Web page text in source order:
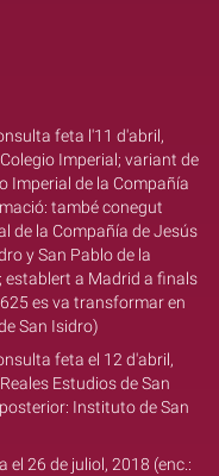
feta l'11 d'abril,
Imperial; variant de
Imperial de la Compañía
també conegut
de la Compañía de Jesús
y San Pablo de la
establert a Madrid a finals
es va transformar en
San Isidro)
feta el 12 d'abril,
Estudios de San
Instituto de San
el 26 de juliol, 2018 (enc.: